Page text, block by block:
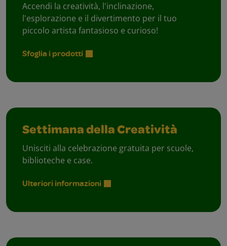
Accendi la creatività, l'inclinazione,
l'esplorazione e il divertimento per il tuo
piccolo artista fantasioso e curioso!
Sfoglia i prodotti
Settimana della Creatività
Unisciti alla celebrazione gratuita per scuole,
biblioteche e case.
Ulteriori informazioni